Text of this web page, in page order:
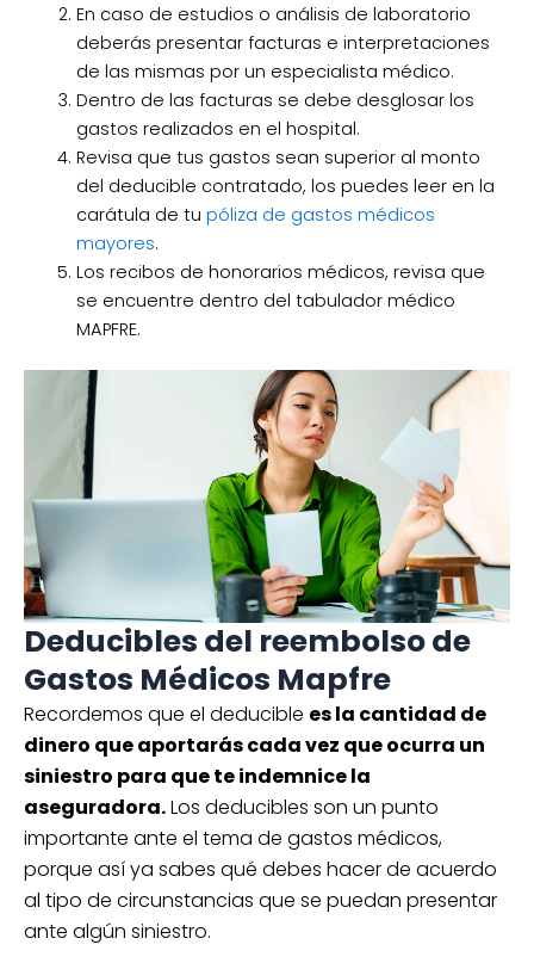
En caso de estudios o análisis de laboratorio
deberás presentar facturas e interpretaciones
de las mismas por un especialista médico.
Dentro de las facturas se debe desglosar los
gastos realizados en el hospital.
Revisa que tus gastos sean superior al monto
del deducible contratado, los puedes leer en la
carátula de tu póliza de gastos médicos
mayores.
Los recibos de honorarios médicos, revisa que
se encuentre dentro del tabulador médico
MAPFRE.
Deducibles del reembolso de
Gastos Médicos Mapfre
Recordemos que el deducible es la cantidad de
dinero que aportarás cada vez que ocurra un
siniestro para que te indemnice la
aseguradora.Los deducibles son un punto
importante ante el tema de gastos médicos,
porque así ya sabes qué debes hacer de acuerdo
al tipo de circunstancias que se puedan presentar
ante algún siniestro.